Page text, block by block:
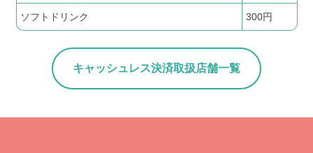
ソフトドリンク 300円
キャッシュレス決済取扱店舗一覧